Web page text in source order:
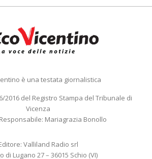
è una testata giornalistica
2016 del Registro Stampa del Tribunale di
Vicenza
Mariagrazia Bonollo
Valliland Radio srl
di Lugano 27 – 36015 Schio (VI)